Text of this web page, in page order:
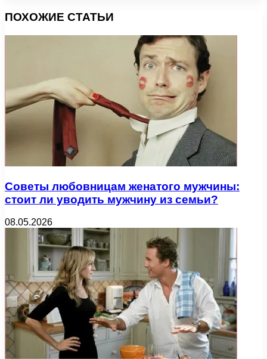
ПОХОЖИЕ СТАТЬИ
Советы любовницам женатого мужчины:
стоит ли уводить мужчину из семьи?
08.05.2026